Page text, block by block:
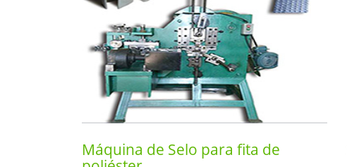
Máquina de Selo para fita de